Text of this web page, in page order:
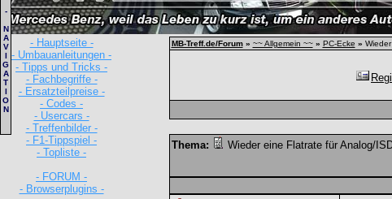
- Hauptseite -
- Umbauanleitungen -
- Tipps und Tricks -
- Fachbegriffe -
- Ersatzteilpreise -
- Codes -
- Usercars -
- Treffenbilder -
- F1-Tippspiel -
- Topliste -
- FORUM -
- Browserplugins -
-
N
A
V
I
G
A
T
I
O
N
MB-Treff.de/Forum » ~~ Allgemein ~~ » PC-Ecke »
Thema: Wieder eine Flatrate für Analog/